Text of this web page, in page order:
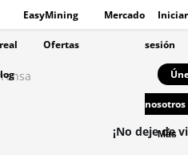
EasyMining Mercado
Ofertas
Iniciar
sesión
nosotros
Más
¡No deje de